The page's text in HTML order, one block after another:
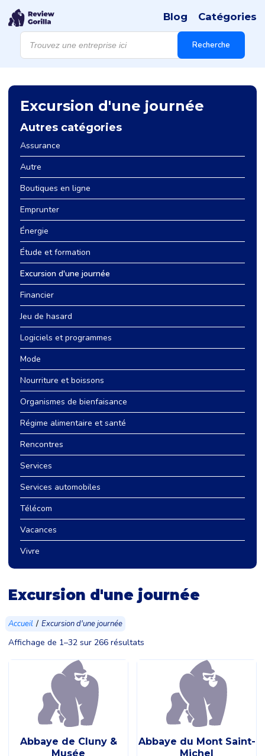
Recherche
produits
Recherche
Blog Catégories
Excursion d'une journée
Autres catégories
Assurance
Autre
Boutiques en ligne
Emprunter
Énergie
Étude et formation
Excursion d'une journée
Financier
Jeu de hasard
Logiciels et programmes
Mode
Nourriture et boissons
Organismes de bienfaisance
Régime alimentaire et santé
Rencontres
Services
Services automobiles
Télécom
Vacances
Vivre
Excursion d'une journée
Accueil / Excursion d'une journée
Affichage de 1–32 sur 266 résultats
Abbaye de Cluny &
Musée
Abbaye du Mont Saint-
Michel